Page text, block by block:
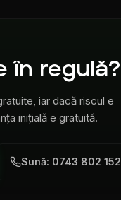
în regulă?
iar dacă riscul e
inițială e gratuită.
Sună: 0743 802 152